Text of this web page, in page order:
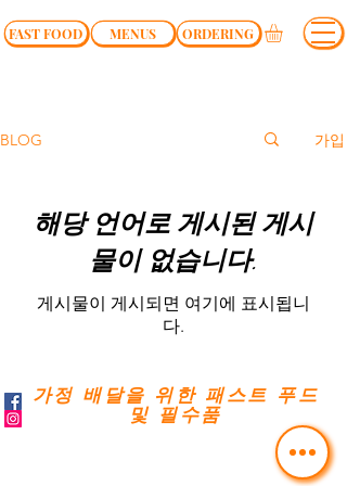
FAST FOOD MENUS ORDERING
BLOG 가입
해당 언어로 게시된 게시
물이 없습니다.
게시물이 게시되면 여기에 표시됩니
다.
가정 배달을 위한 패스트 푸드
및 필수품